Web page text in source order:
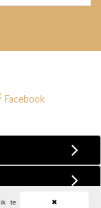
Facebook
✖
te